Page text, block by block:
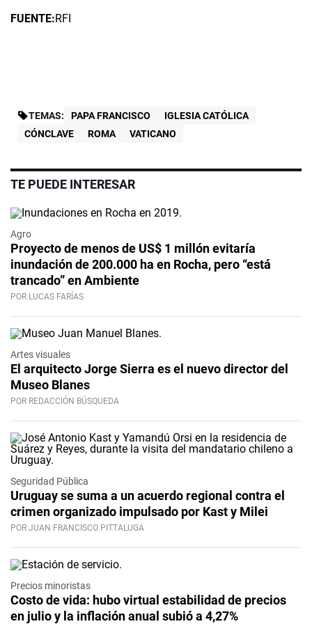
FUENTE:RFI
TEMAS: PAPA FRANCISCO
IGLESIA CATÓLICA
CÓNCLAVE
ROMA VATICANO
TE PUEDE INTERESAR
Agro
Proyecto de menos de US$ 1 millón evitaría
inundación de 200.000 ha en Rocha, pero “está
trancado” en Ambiente
POR LUCAS FARÍAS
Artes visuales
El arquitecto Jorge Sierra es el nuevo director del
Museo Blanes
POR REDACCIÓN BÚSQUEDA
Seguridad Pública
Uruguay se suma a un acuerdo regional contra el
crimen organizado impulsado por Kast y Milei
POR JUAN FRANCISCO PITTALUGA
Precios minoristas
Costo de vida: hubo virtual estabilidad de precios
en julio y la inflación anual subió a 4,27%